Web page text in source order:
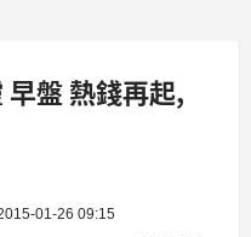
盤 熱錢再起,
01-26 09:15